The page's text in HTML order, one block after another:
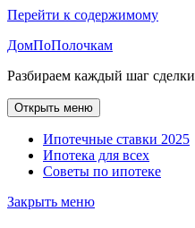
Перейти к содержимому
ДомПоПолочкам
Разбираем каждый шаг сделки
Открыть меню
Ипотечные ставки 2025
Ипотека для всех
Советы по ипотеке
Закрыть меню